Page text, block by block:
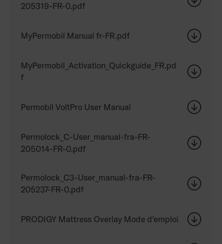
205319-FR-0.pdf
MyPermobil Manual fr-FR.pdf
MyPermobil_Activation_Quickguide_FR.pd
f
Permobil VoltPro User Manual
Permolock_C-User_manual-fra-FR-
205014-FR-0.pdf
Permolock_C3-User_manual-fra-FR-
205237-FR-0.pdf
PRODIGY Mattress Overlay Mode d'emploi